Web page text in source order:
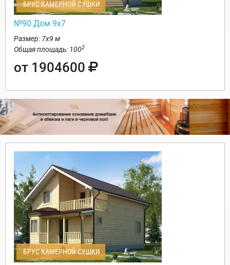
БРУС КАМЕРНОЙ СУШКИ
№90 Дом 9х7
Размер: 7х9 м
Общая площадь: 1002
от 1904600
БРУС КАМЕРНОЙ СУШКИ